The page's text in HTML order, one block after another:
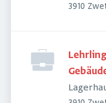
3910